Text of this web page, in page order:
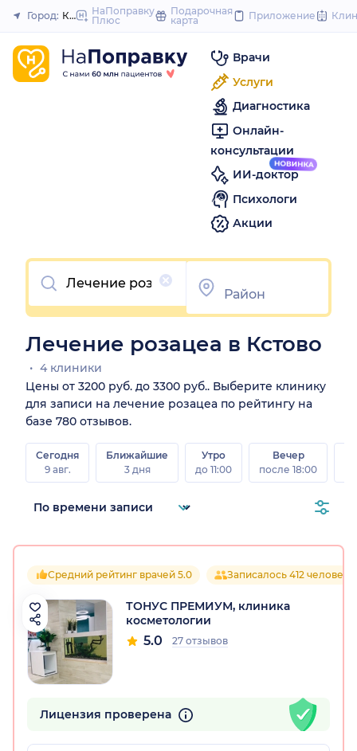
to
Закрыть
Город: КстовоНаПоправку
Плюс
Подарочная
карта
Приложение
Врачи
Услуги
Диагностика
Онлайн-
консультации
ИИ-доктор
Психологи
Акции
Очистить
Лечение розацеа в Кстово
4 клиники
Цены от 3200 руб. до 3300 руб.. Выберите клинику
для записи на лечение розацеа по рейтингу на
базе 780 отзывов.
Сегодня
9 авг.
Ближайшие
3 дня
Утро
до 11:00
Вечер
после 18:00
Средний рейтинг врачей 5.0 Записалось 412 человек
ТОНУС ПРЕМИУМ, клиника
косметологии
5.0 27 отзывов
Лицензия проверена